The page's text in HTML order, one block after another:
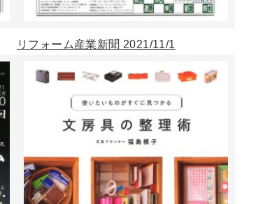
リフォーム産業新聞 2021/11/1